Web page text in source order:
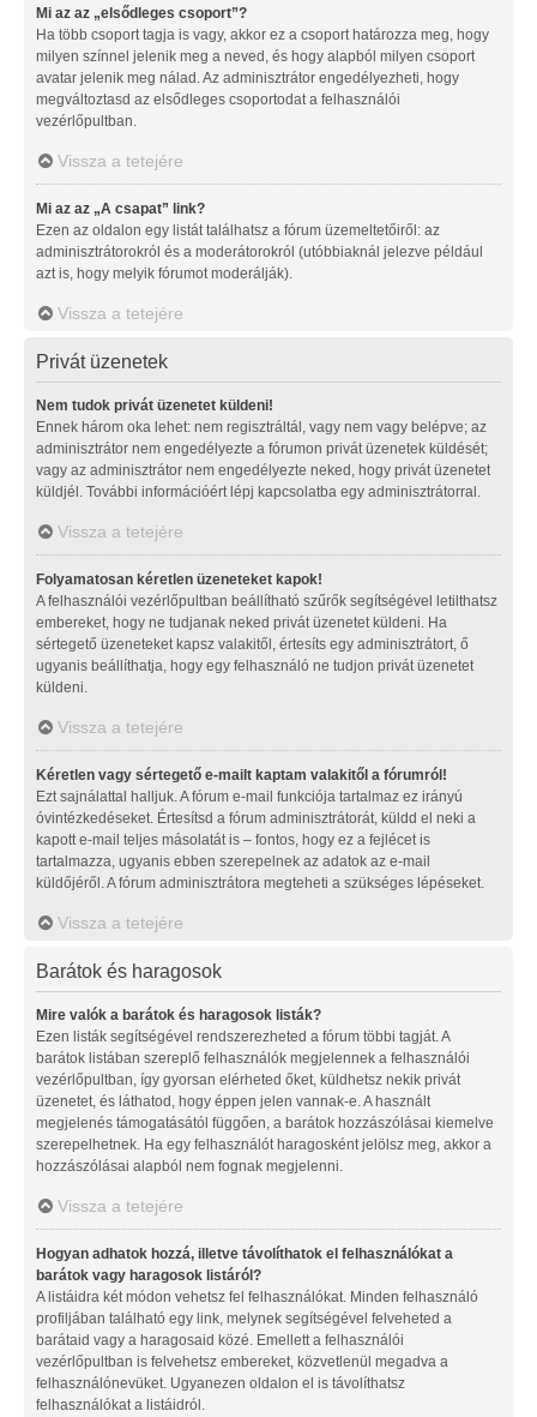
Mi az az „elsődleges csoport”?
Ha több csoport tagja is vagy, akkor ez a csoport határozza meg, hogy
milyen színnel jelenik meg a neved, és hogy alapból milyen csoport
avatar jelenik meg nálad. Az adminisztrátor engedélyezheti, hogy
megváltoztasd az elsődleges csoportodat a felhasználói
vezérlőpultban.
Vissza a tetejére
Mi az az „A csapat” link?
Ezen az oldalon egy listát találhatsz a fórum üzemeltetőiről: az
adminisztrátorokról és a moderátorokról (utóbbiaknál jelezve például
azt is, hogy melyik fórumot moderálják).
Vissza a tetejére
Privát üzenetek
Nem tudok privát üzenetet küldeni!
Ennek három oka lehet: nem regisztráltál, vagy nem vagy belépve; az
adminisztrátor nem engedélyezte a fórumon privát üzenetek küldését;
vagy az adminisztrátor nem engedélyezte neked, hogy privát üzenetet
küldjél. További információért lépj kapcsolatba egy adminisztrátorral.
Vissza a tetejére
Folyamatosan kéretlen üzeneteket kapok!
A felhasználói vezérlőpultban beállítható szűrők segítségével letilthatsz
embereket, hogy ne tudjanak neked privát üzenetet küldeni. Ha
sértegető üzeneteket kapsz valakitől, értesíts egy adminisztrátort, ő
ugyanis beállíthatja, hogy egy felhasználó ne tudjon privát üzenetet
küldeni.
Vissza a tetejére
Kéretlen vagy sértegető e-mailt kaptam valakitől a fórumról!
Ezt sajnálattal halljuk. A fórum e-mail funkciója tartalmaz ez irányú
óvintézkedéseket. Értesítsd a fórum adminisztrátorát, küldd el neki a
kapott e-mail teljes másolatát is – fontos, hogy ez a fejlécet is
tartalmazza, ugyanis ebben szerepelnek az adatok az e-mail
küldőjéről. A fórum adminisztrátora megteheti a szükséges lépéseket.
Vissza a tetejére
Barátok és haragosok
Mire valók a barátok és haragosok listák?
Ezen listák segítségével rendszerezheted a fórum többi tagját. A
barátok listában szereplő felhasználók megjelennek a felhasználói
vezérlőpultban, így gyorsan elérheted őket, küldhetsz nekik privát
üzenetet, és láthatod, hogy éppen jelen vannak-e. A használt
megjelenés támogatásától függően, a barátok hozzászólásai kiemelve
szerepelhetnek. Ha egy felhasználót haragosként jelölsz meg, akkor a
hozzászólásai alapból nem fognak megjelenni.
Vissza a tetejére
Hogyan adhatok hozzá, illetve távolíthatok el felhasználókat a
barátok vagy haragosok listáról?
A listáidra két módon vehetsz fel felhasználókat. Minden felhasználó
profiljában található egy link, melynek segítségével felveheted a
barátaid vagy a haragosaid közé. Emellett a felhasználói
vezérlőpultban is felvehetsz embereket, közvetlenül megadva a
felhasználónevüket. Ugyanezen oldalon el is távolíthatsz
felhasználókat a listáidról.